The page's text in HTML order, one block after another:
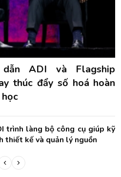
ADI và Flagship
thúc đẩy số hoá hoàn
trình làng bộ công cụ giúp kỹ
thiết kế và quản lý nguồn